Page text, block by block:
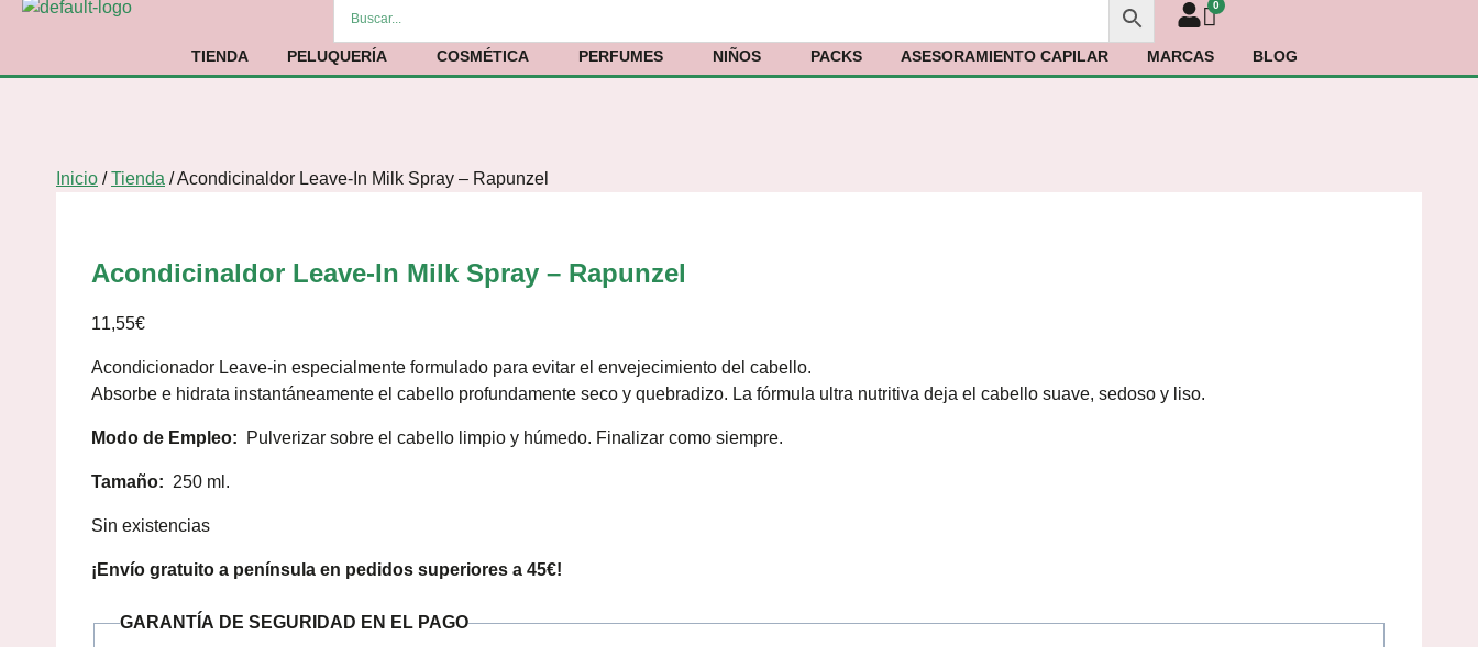
TIENDA PELUQUERÍA COSMÉTICA PERFUMES NIÑOS PACKS ASESORAMIENTO CAPILAR MARCAS BLOG
Inicio / Tienda /Acondicinaldor Leave-In Milk Spray – Rapunzel
Acondicinaldor Leave-In Milk Spray – Rapunzel
11,55€
Acondicionador Leave-in especialmente formulado para evitar el envejecimiento del cabello.
Absorbe e hidrata instantáneamente el cabello profundamente seco y quebradizo. La fórmula ultra nutritiva deja el cabello suave, sedoso y liso.
Modo de Empleo: Pulverizar sobre el cabello limpio y húmedo. Finalizar como siempre.
Tamaño: 250 ml.
Sin existencias
¡Envío gratuito a península en pedidos superiores a 45€!
GARANTÍA DE SEGURIDAD EN EL PAGO